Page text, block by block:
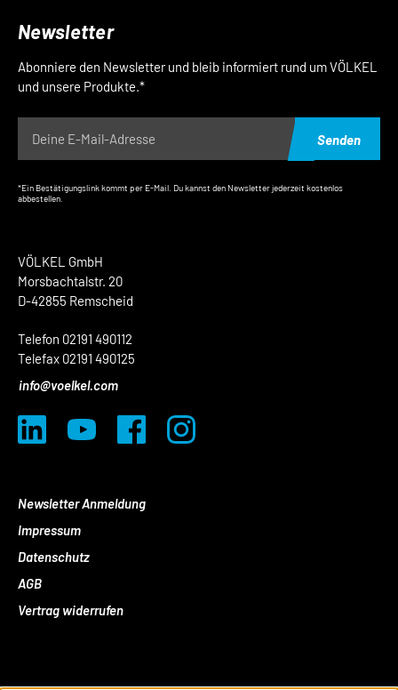
VÖLKEL GmbH
Morsbachtalstr. 20
D-42855 Remscheid
Telefon 02191 490112
Telefax 02191 490125
info@voelkel.com
Newsletter Anmeldung
Impressum
Datenschutz
AGB
Vertrag widerrufen
Newsletter
Abonniere den Newsletter und bleib informiert rund um VÖLKEL
und unsere Produkte.*
Senden
*Ein Bestätigungslink kommt per E-Mail. Du kannst den Newsletter jederzeit kostenlos
abbestellen.